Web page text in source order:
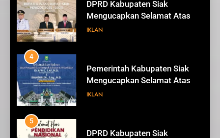
Pemerintah Kabupaten Siak
Mengucapkan Selamat Atas
Pengambilan Sumpah Jabatan
IKLAN
5
DPRD Kabupaten Siak
Mengucapkan Selamat Hari
Pendidikan Nasional
IKLAN
6
Sekretaris DPRD Kabupaten